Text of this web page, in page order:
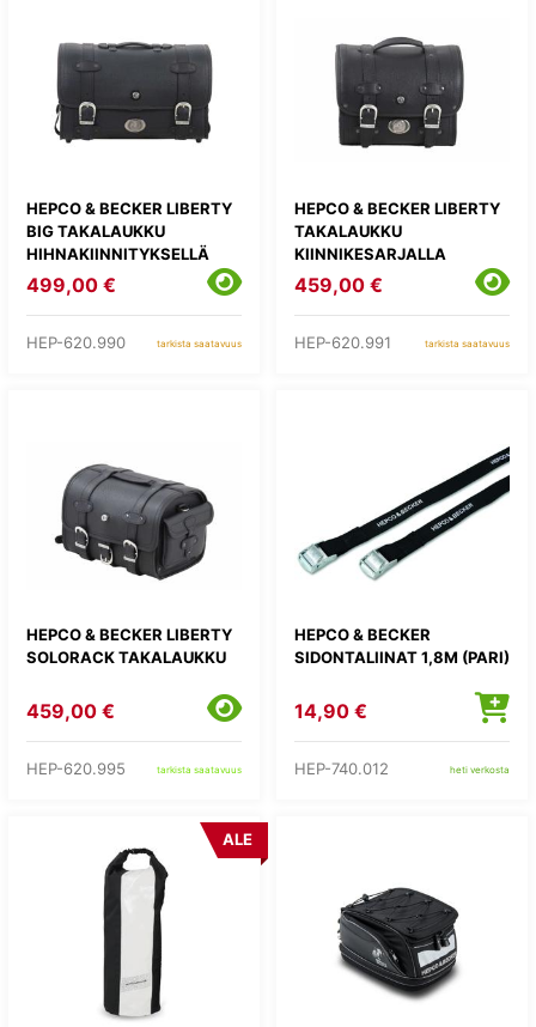
HEPCO & BECKER LIBERTY
BIG TAKALAUKKU
HIHNAKIINNITYKSELLÄ
499,00 €
HEP-620.990 tarkista saatavuus
HEPCO & BECKER LIBERTY
TAKALAUKKU
KIINNIKESARJALLA
459,00 €
HEP-620.991 tarkista saatavuus
HEPCO & BECKER LIBERTY
SOLORACK TAKALAUKKU
459,00 €
HEP-620.995 tarkista saatavuus
HEPCO & BECKER
SIDONTALIINAT 1,8M (PARI)
14,90 €
HEP-740.012 heti verkosta
ALE